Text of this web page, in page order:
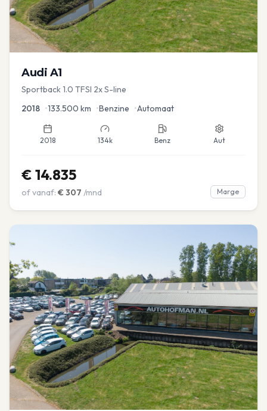
Audi A1
Sportback 1.0 TFSI 2x S-line
2018 •133.500 km •Benzine •Automaat
2018 134k Benz Aut
€ 14.835
of vanaf: € 307 /mnd Marge